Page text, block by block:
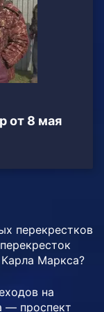
от 8 мая
перекрестков
Маркса?
на
— проспект